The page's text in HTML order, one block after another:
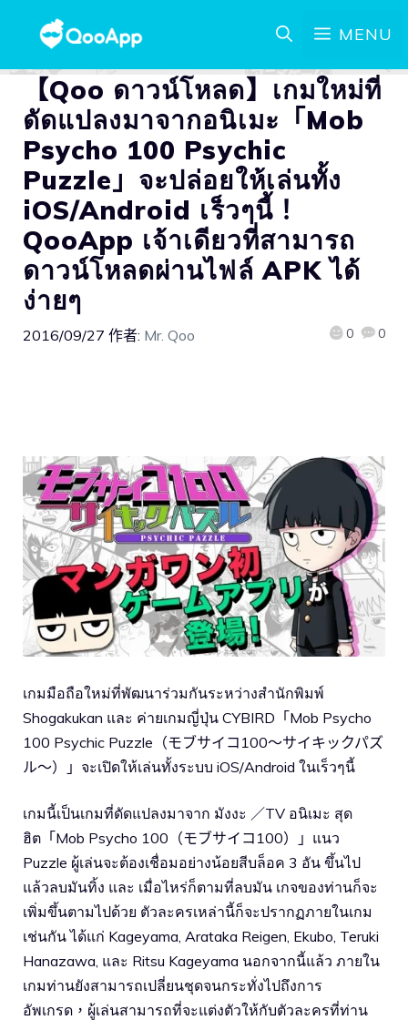
MENU
【Qoo ดาวน์โหลด】เกมใหม่ที่
ดัดแปลงมาจากอนิเมะ「Mob
Psycho 100 Psychic
Puzzle」จะปล่อยให้เล่นทั้ง
iOS/Android เร็วๆนี้！
QooApp เจ้าเดียวที่สามารถ
ดาวน์โหลดผ่านไฟล์ APK ได้
ง่ายๆ
2016/09/27 作者: Mr. Qoo 0 0
เกมมือถือใหม่ที่พัฒนาร่วมกันระหว่างสำนักพิมพ์
Shogakukan และ ค่ายเกมญี่ปุ่น CYBIRD「Mob Psycho
100 Psychic Puzzle（モブサイコ100～サイキックパズ
ル～）」จะเปิดให้เล่นทั้งระบบ iOS/Android ในเร็วๆนี้
เกมนี้เป็นเกมที่ดัดแปลงมาจาก มังงะ ／TV อนิเมะ สุด
ฮิต「Mob Psycho 100（モブサイコ100）」แนว
Puzzle ผู้เล่นจะต้องเชื่อมอย่างน้อยสีบล็อค 3 อัน ขึ้นไป
แล้วลบมันทิ้ง และ เมื่อไหร่ก็ตามที่ลบมัน เกจของท่านก็จะ
เพิ่มขึ้นตามไปด้วย ตัวละครเหล่านี้ก็จะปรากฏภายในเกม
เช่นกัน ได้แก่ Kageyama, Arataka Reigen, Ekubo, Teruki
Hanazawa, และ Ritsu Kageyama นอกจากนี้แล้ว ภายใน
เกมท่านยังสามารถเปลี่ยนชุดจนกระทั่งไปถึงการ
อัพเกรด，ผู้เล่นสามารถที่จะแต่งตัวให้กับตัวละครที่ท่าน